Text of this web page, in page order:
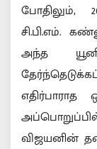
போதிலும்,
சி.பி.எம்.
அந்த
விஜயனின்